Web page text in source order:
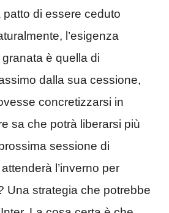
patto di essere ceduto
l’esigenza
è quella di
dalla sua cessione,
concretizzarsi in
sa che potrà liberarsi più
sessione di
l’inverno per
Una strategia che potrebbe